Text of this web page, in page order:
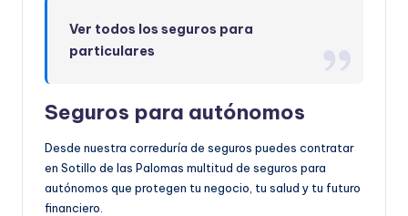
Ver todos los seguros para
particulares
Seguros para autónomos
Desde nuestra correduría de seguros puedes contratar
en Sotillo de las Palomas multitud de seguros para
autónomos que protegen tu negocio, tu salud y tu futuro
financiero.